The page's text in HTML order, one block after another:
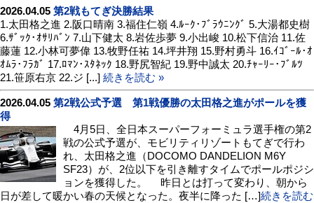
2026.04.05 第2戦もてぎ決勝結果
1.太田格之進 2.阪口晴南 3.福住仁嶺 4.ﾙｰｸ･ﾌﾞﾗｳﾆﾝｸﾞ 5.大湯都史樹
6.ｻﾞｯｸ･ｵｻﾘﾊﾞﾝ 7.山下健太 8.岩佐歩夢 9.小出峻 10.松下信治 11.佐
藤蓮 12.小林可夢偉 13.牧野任祐 14.坪井翔 15.野村勇斗 16.ｲｺﾞｰﾙ･ｵ
ｵﾑﾗ･ﾌﾗｶﾞ 17.ﾛﾏﾝ･ｽﾀﾈｯｸ 18.野尻智紀 19.野中誠太 20.ﾁｬｰﾘｰ･ﾌﾞﾙﾂ
21.笹原右京 22.ジ [...] 続きを読む »
2026.04.05 第2戦公式予選 第1戦優勝の太田格之進がポールを獲
得
4月5日、全日本スーパーフォーミュラ選手権の第2
戦の公式予選が、モビリティリゾートもてぎで行わ
れ、太田格之進（DOCOMO DANDELION M6Y
SF23）が、2位以下を引き離すタイムでポールポジシ
ョンを獲得した。 昨日とは打って変わり、朝から
日が差して暖かい春の天候となった。夜半に降った […]続きを読む